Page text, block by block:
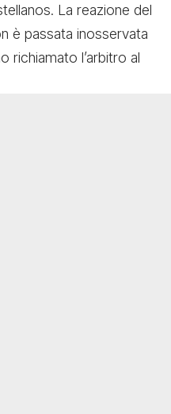
La reazione del
è passata inosservata
richiamato l’arbitro al